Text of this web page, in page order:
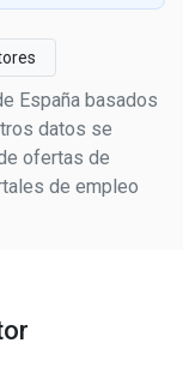
España basados
datos se
ofertas de
de empleo